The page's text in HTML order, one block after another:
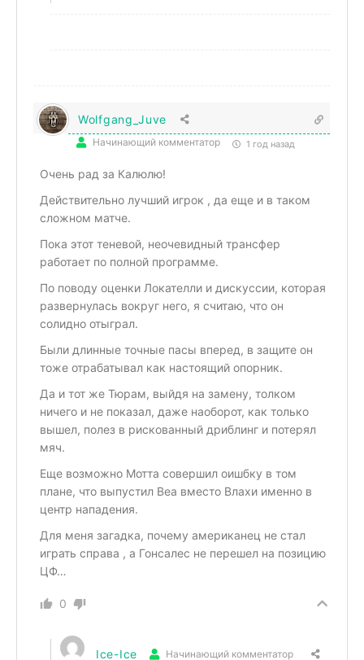
Wolfgang_Juve
Начинающий комментатор 1 год назад
Очень рад за Калюлю!
Действительно лучший игрок , да еще и в таком
сложном матче.
Пока этот теневой, неочевидный трансфер
работает по полной программе.
По поводу оценки Локателли и дискуссии, которая
развернулась вокруг него, я считаю, что он
солидно отыграл.
Были длинные точные пасы вперед, в защите он
тоже отрабатывал как настоящий опорник.
Да и тот же Тюрам, выйдя на замену, толком
ничего и не показал, даже наоборот, как только
вышел, полез в рискованный дриблинг и потерял
мяч.
Еще возможно Мотта совершил оишбку в том
плане, что выпустил Веа вместо Влахи именно в
центр нападения.
Для меня загадка, почему американец не стал
играть справа , а Гонсалес не перешел на позицию
ЦФ…
0
Ice-Ice Начинающий комментатор